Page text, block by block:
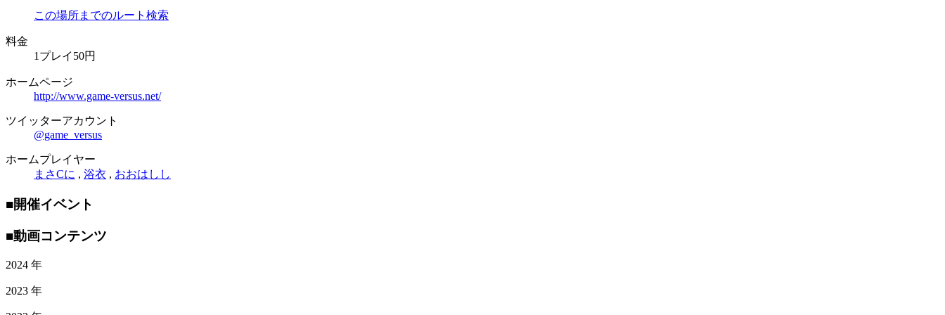
この場所までのルート検索
料金
1プレイ50円
ホームページ
http://www.game-versus.net/
ツイッターアカウント
@game_versus
ホームプレイヤー
まさCに , 浴衣 , おおはしし
■開催イベント
■動画コンテンツ
2024 年
2023 年